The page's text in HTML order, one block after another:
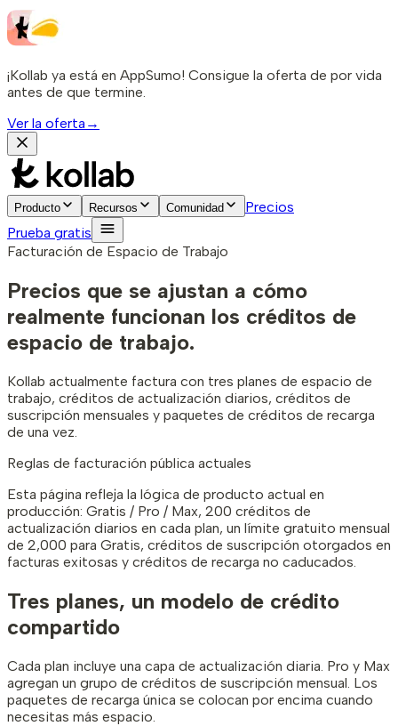
¡Kollab ya está en AppSumo! Consigue la oferta de por vida
antes de que termine.
Ver la oferta →
Producto Recursos Comunidad
Precios
Prueba gratis
Facturación de Espacio de Trabajo
Precios que se ajustan a cómo
realmente funcionan los créditos de
espacio de trabajo.
Kollab actualmente factura con tres planes de espacio de
trabajo, créditos de actualización diarios, créditos de
suscripción mensuales y paquetes de créditos de recarga
de una vez.
Reglas de facturación pública actuales
Esta página refleja la lógica de producto actual en
producción: Gratis / Pro / Max, 200 créditos de
actualización diarios en cada plan, un límite gratuito mensual
de 2,000 para Gratis, créditos de suscripción otorgados en
facturas exitosas y créditos de recarga no caducados.
Tres planes, un modelo de crédito
compartido
Cada plan incluye una capa de actualización diaria. Pro y Max
agregan un grupo de créditos de suscripción mensual. Los
paquetes de recarga única se colocan por encima cuando
necesitas más espacio.